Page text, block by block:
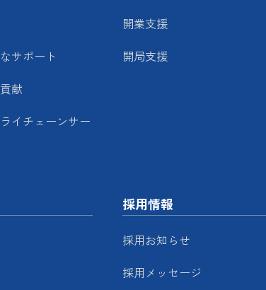
サポート
献
イチェーンサー
開業支援
開局支援
採用情報
採用お知らせ
採用メッセージ